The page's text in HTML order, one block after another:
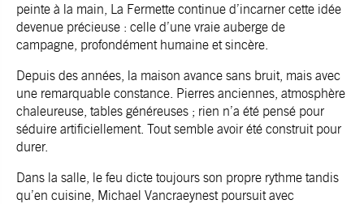
peinte à la main, La Fermette continue d’incarner cette idée
devenue précieuse : celle d’une vraie auberge de
campagne, profondément humaine et sincère.
Depuis des années, la maison avance sans bruit, mais avec
une remarquable constance. Pierres anciennes, atmosphère
chaleureuse, tables généreuses ; rien n’a été pensé pour
séduire artificiellement. Tout semble avoir été construit pour
durer.
Dans la salle, le feu dicte toujours son propre rythme tandis
qu’en cuisine, Michael Vancraeynest poursuit avec